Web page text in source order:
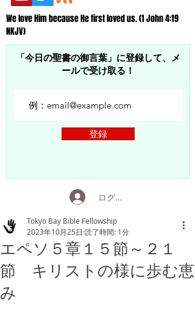
We love Him because He first loved us. (1 John 4:19
NKJV)
「今日の聖書の御言葉」に登録して、メ
ールで受け取る！
登録
ログイン
エペソ５章１５節～２１
節 キリストの様に歩む恵
み
Tokyo Bay Bible Fellowship
2023年10月25日 読了時間: 1分